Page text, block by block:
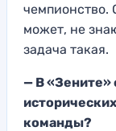
чемпионство.
может, не
задача такая.
— В «Зените»
команды?